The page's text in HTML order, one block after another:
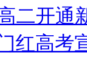
二开通
红高考